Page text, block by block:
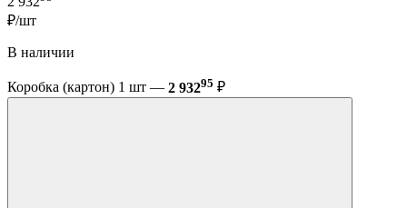
₽/шт
В наличии
Коробка (картон) 1 шт — 2 93295 ₽